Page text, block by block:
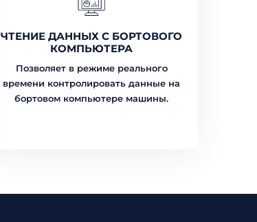
ЧТЕНИЕ ДАННЫХ С БОРТОВОГО
КОМПЬЮТЕРА
Позволяет в режиме реального
времени контролировать данные на
бортовом компьютере машины.